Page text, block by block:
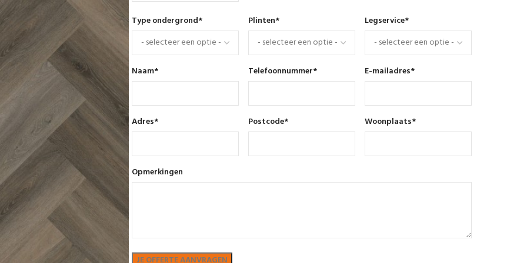
Type ondergrond* Plinten* Legservice*
Naam* Telefoonnummer* E-mailadres*
Adres* Postcode* Woonplaats*
Opmerkingen